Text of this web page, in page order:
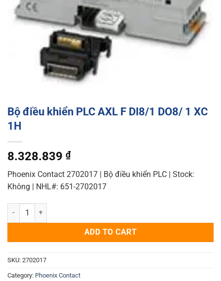
Bộ điều khiển PLC AXL F DI8/1 DO8/ 1 XC
1H
8.328.839 ₫
Phoenix Contact 2702017 | Bộ điều khiển PLC | Stock:
Không | NHL#: 651-2702017
Bộ điều khiển PLC AXL F DI8/1 DO8/ 1 XC 1H quantity
ADD TO CART
SKU: 2702017
Category: Phoenix Contact